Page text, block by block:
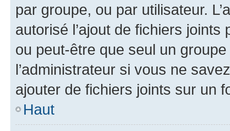
par groupe, ou par utilisateur.
autorisé l’ajout de fichiers
ou peut-être que seul un
l’administrateur si vous ne
ajouter de fichiers joints sur un
Haut